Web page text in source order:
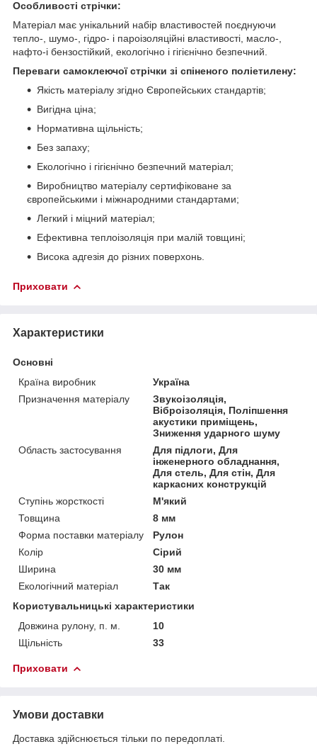
Особливості стрічки:
Матеріал має унікальний набір властивостей поєднуючи
тепло-, шумо-, гідро- і пароізоляційні властивості, масло-,
нафто-і бензостійкий, екологічно і гігієнічно безпечний.
Переваги самоклеючої стрічки зі спіненого поліетилену:
Якість матеріалу згідно Європейських стандартів;
Вигідна ціна;
Нормативна щільність;
Без запаху;
Екологічно і гігієнічно безпечний матеріал;
Виробництво матеріалу сертифіковане за
європейськими і міжнародними стандартами;
Легкий і міцний матеріал;
Ефективна теплоізоляція при малій товщині;
Висока адгезія до різних поверхонь.
Приховати
Характеристики
Основні
Країна виробник
Україна
Призначення матеріалу
Звукоізоляція,
Віброізоляція, Поліпшення
акустики приміщень,
Зниження ударного шуму
Область застосування
Для підлоги, Для
інженерного обладнання,
Для стель, Для стін, Для
каркасних конструкцій
Ступінь жорсткості
М'який
Товщина
8 мм
Форма поставки матеріалу
Рулон
Колір
Сірий
Ширина
30 мм
Екологічний матеріал
Так
Користувальницькі характеристики
Довжина рулону, п. м.
10
Щільність
33
Приховати
Умови доставки
Доставка здійснюється тільки по передоплаті.